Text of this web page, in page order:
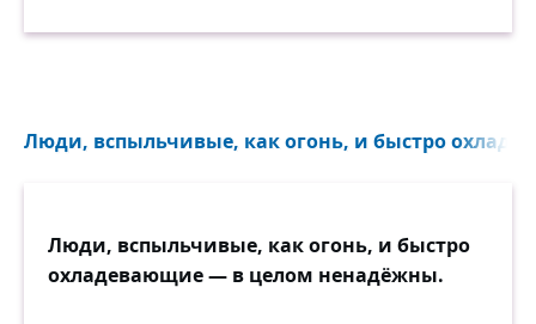
Люди, вспыльчивые, как огонь, и быстро
Люди, вспыльчивые, как огонь, и быстро
охладевающие — в целом ненадёжны.